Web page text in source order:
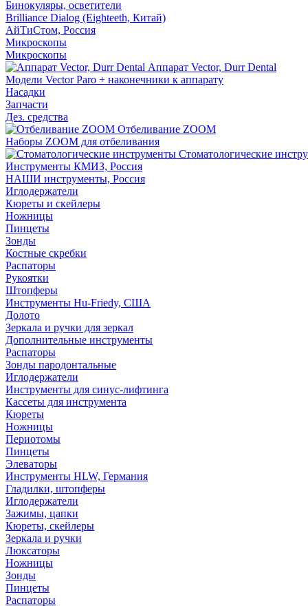
Бинокуляры, осветители
Brilliance Dialog (Eighteeth, Китай)
АйТиСтом, Россия
Микроскопы
Микроскопы
Аппарат Vector, Durr Dental
Модели Vector Paro + наконечники к аппарату
Насадки
Запчасти
Дез. средства
Отбеливание ZOOM
Наборы ZOOM для отбеливания
Стоматологические
Инструменты КМИЗ, Россия
НАШИ инструменты, Россия
Иглодержатели
Кюреты и скейлеры
Ножницы
Пинцеты
Зонды
Костные скребки
Распаторы
Рукоятки
Штопферы
Инструменты Hu-Friedy, США
Долото
Зеркала и ручки для зеркал
Дополнительные инструменты
Распаторы
Зонды пародонтальные
Иглодержатели
Инструменты для синус-лифтинга
Кассеты для инструмента
Кюреты
Ножницы
Периотомы
Пинцеты
Элеваторы
Инструменты HLW, Германия
Гладилки, штопферы
Иглодержатели
Зажимы, цапки
Кюреты, скейлеры
Зеркала и ручки
Люксаторы
Ножницы
Зонды
Пинцеты
Распаторы